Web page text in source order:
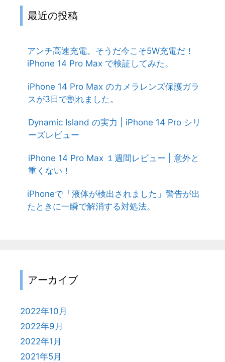
最近の投稿
アンチ高速充電。そうだ今こそ5W充電だ！
iPhone 14 Pro Max で検証してみた。
iPhone 14 Pro Max のカメラレンズ保護ガラ
スが3日で割れました。
Dynamic Island の実力 | iPhone 14 Pro シリ
ーズレビュー
iPhone 14 Pro Max １週間レビュー | 意外と
重くない！
iPhoneで「液体が検出されました」警告が出
たときに一瞬で解消する対処法。
アーカイブ
2022年10月
2022年9月
2022年1月
2021年5月